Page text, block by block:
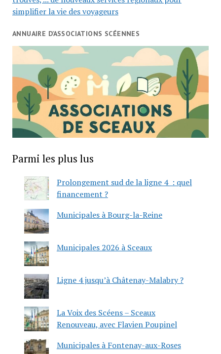
simplifier la vie des voyageurs
ANNUAIRE D’ASSOCIATIONS SCÉENNES
Parmi les plus lus
Prolongement sud de la ligne 4 : quel
financement ?
Municipales à Bourg-la-Reine
Municipales 2026 à Sceaux
Ligne 4 jusqu’à Châtenay-Malabry ?
La Voix des Scéens – Sceaux
Renouveau, avec Flavien Poupinel
Municipales à Fontenay-aux-Roses